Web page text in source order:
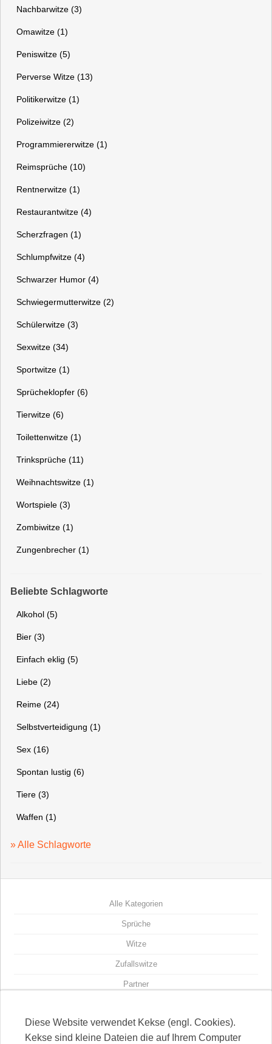
Nachbarwitze (3)
Omawitze (1)
Peniswitze (5)
Perverse Witze (13)
Politikerwitze (1)
Polizeiwitze (2)
Programmiererwitze (1)
Reimsprüche (10)
Rentnerwitze (1)
Restaurantwitze (4)
Scherzfragen (1)
Schlumpfwitze (4)
Schwarzer Humor (4)
Schwiegermutterwitze (2)
Schülerwitze (3)
Sexwitze (34)
Sportwitze (1)
Sprücheklopfer (6)
Tierwitze (6)
Toilettenwitze (1)
Trinksprüche (11)
Weihnachtswitze (1)
Wortspiele (3)
Zombiwitze (1)
Zungenbrecher (1)
Beliebte Schlagworte
Alkohol (5)
Bier (3)
Einfach eklig (5)
Liebe (2)
Reime (24)
Selbstverteidigung (1)
Sex (16)
Spontan lustig (6)
Tiere (3)
Waffen (1)
» Alle Schlagworte
Alle Kategorien
Sprüche
Witze
Zufallswitze
Partner
Kontakt
Diese Website verwendet Kekse (engl. Cookies).
Kekse sind kleine Dateien die auf Ihrem Computer